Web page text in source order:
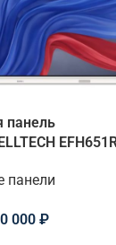
панель
панели
000₽